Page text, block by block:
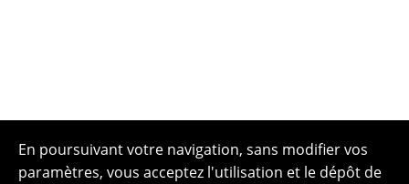
En poursuivant votre navigation, sans modifier vos
paramètres, vous acceptez l'utilisation et le dépôt de